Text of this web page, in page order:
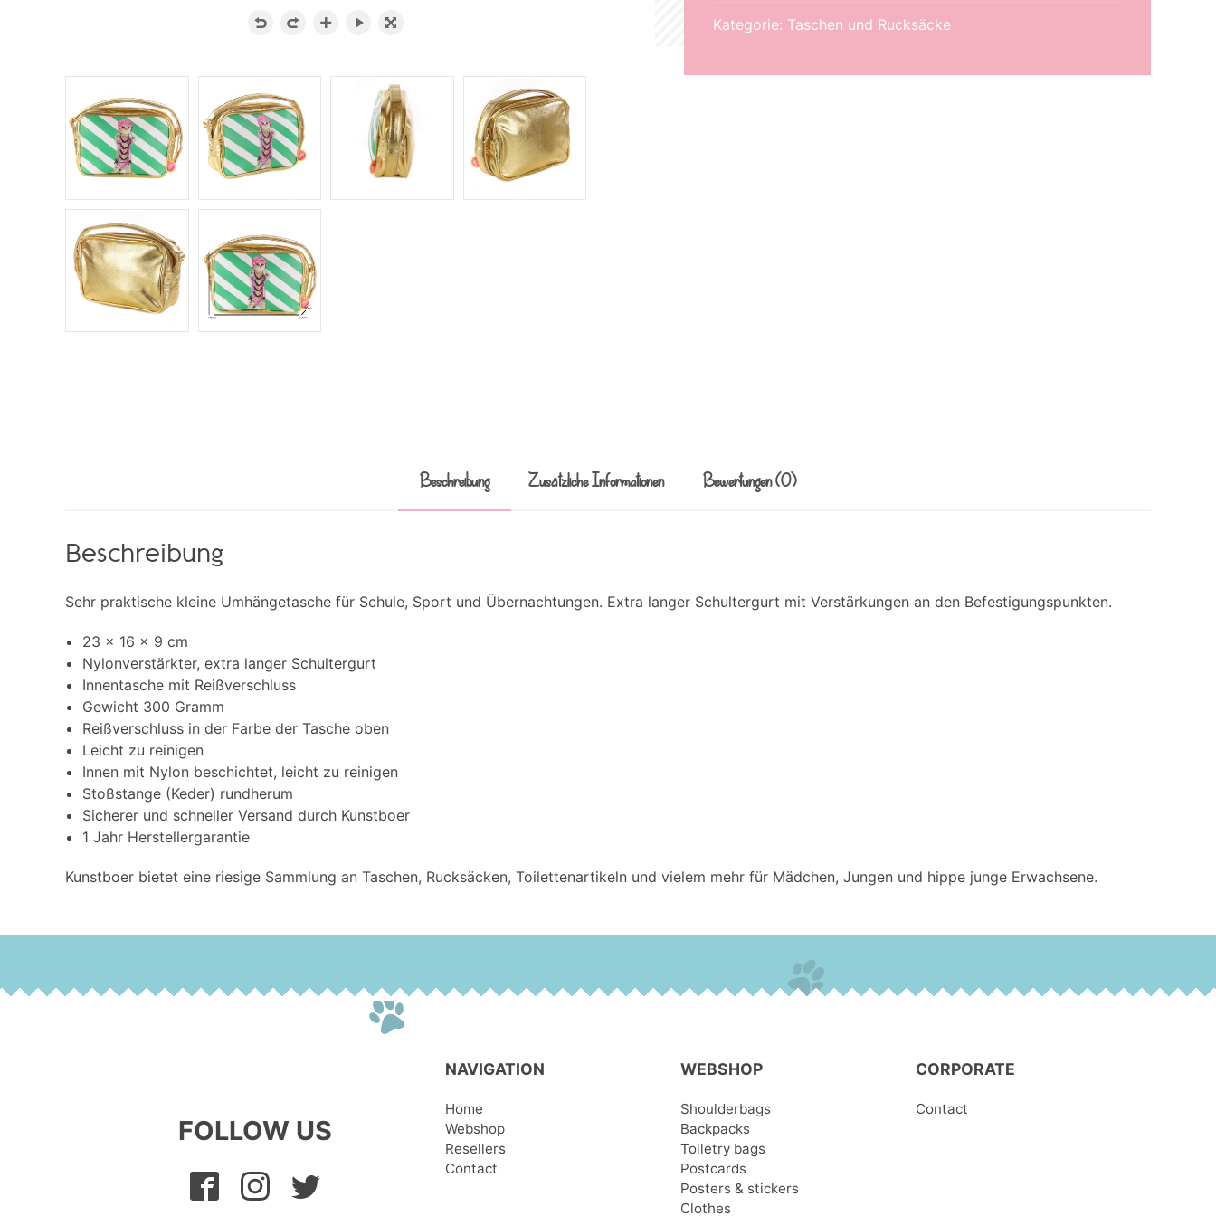
Kategorie: Taschen und Rucksäcke
Beschreibung Zusätzliche Informationen Bewertungen (0)
Beschreibung
Sehr praktische kleine Umhängetasche für Schule, Sport und Übernachtungen. Extra langer Schultergurt mit Verstärkungen an den Befestigungspunkten.
23 x 16 x 9 cm
Nylonverstärkter, extra langer Schultergurt
Innentasche mit Reißverschluss
Gewicht 300 Gramm
Reißverschluss in der Farbe der Tasche oben
Leicht zu reinigen
Innen mit Nylon beschichtet, leicht zu reinigen
Stoßstange (Keder) rundherum
Sicherer und schneller Versand durch Kunstboer
1 Jahr Herstellergarantie
Kunstboer bietet eine riesige Sammlung an Taschen, Rucksäcken, Toilettenartikeln und vielem mehr für Mädchen, Jungen und hippe junge Erwachsene.
FOLLOW US
NAVIGATION
Home
Webshop
Resellers
Contact
WEBSHOP
Shoulderbags
Backpacks
Toiletry bags
Postcards
Posters & stickers
Clothes
CORPORATE
Contact